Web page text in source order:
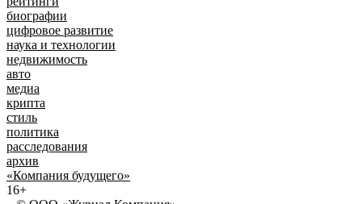
биографии
цифровое развитие
наука и технологии
недвижимость
авто
медиа
крипта
стиль
политика
расследования
архив
«Компания будущего»
16+